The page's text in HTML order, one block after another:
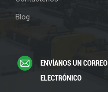
Blog
ENVÍANOS UN CORREO
ELECTRÓNICO